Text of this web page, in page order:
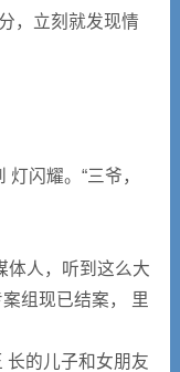
，立刻就发现情
闪耀。“三爷，
人，听到这么大
组现已结案， 里
的儿子和女朋友